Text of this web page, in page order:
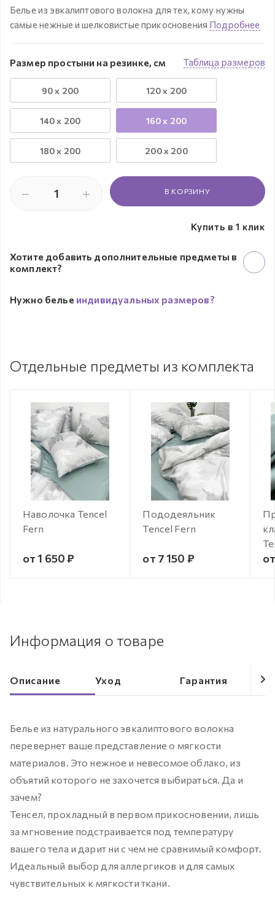
Белье из эвкалиптового волокна для тех, кому нужны
самые нежные и шелковистые прикосновения Подробнее
Таблица размеров
Размер простыни на резинке, см
90 x 200 120 x 200
140 x 200 160 x 200
180 x 200 200 x 200
В КОРЗИНУ
Купить в 1 клик
Хотите добавить дополнительные предметы в
комплект?
Нужно белье индивидуальных размеров?
Отдельные предметы из комплекта
Наволочка Tencel
Fern
от 1 650 ₽
Пододеяльник
Tencel Fern
от 7 150 ₽
Информация о товаре
Описание Уход Гарантия
Белье из натурального эвкалиптового волокна
перевернет ваше представление о мягкости
материалов. Это нежное и невесомое облако, из
объятий которого не захочется выбираться. Да и
зачем?
Тенсел, прохладный в первом прикосновении, лишь
за мгновение подстраивается под температуру
вашего тела и дарит ни с чем не сравнимый комфорт.
Идеальный выбор для аллергиков и для самых
чувствительных к мягкости ткани.